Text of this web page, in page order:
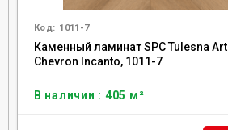
Код: 1011-7
Каменный ламинат SPC Tulesna Art
Chevron Incanto, 1011-7
В наличии : 405 м²